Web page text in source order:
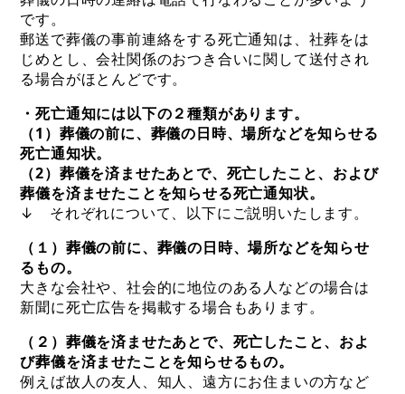
です。
郵送で葬儀の事前連絡をする死亡通知は、社葬をは
じめとし、会社関係のおつき合いに関して送付され
る場合がほとんどです。
・死亡通知には以下の２種類があります。
（1）葬儀の前に、葬儀の日時、場所などを知らせる
死亡通知状。
（2）葬儀を済ませたあとで、死亡したこと、および
葬儀を済ませたことを知らせる死亡通知状。
↓ それぞれについて、以下にご説明いたします。
（１）葬儀の前に、葬儀の日時、場所などを知らせ
るもの。
大きな会社や、社会的に地位のある人などの場合は
新聞に死亡広告を掲載する場合もあります。
（２）葬儀を済ませたあとで、死亡したこと、およ
び葬儀を済ませたことを知らせるもの。
例えば故人の友人、知人、遠方にお住まいの方など